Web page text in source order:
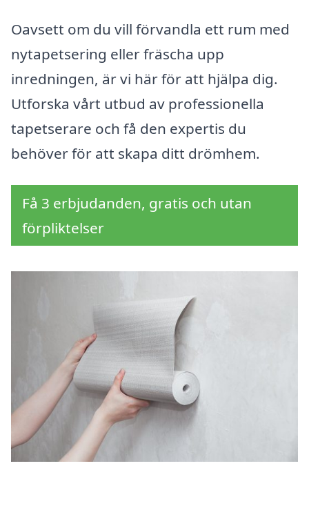
Oavsett om du vill förvandla ett rum med
nytapetsering eller fräscha upp
inredningen, är vi här för att hjälpa dig.
Utforska vårt utbud av professionella
tapetserare och få den expertis du
behöver för att skapa ditt drömhem.
Få 3 erbjudanden, gratis och utan
förpliktelser